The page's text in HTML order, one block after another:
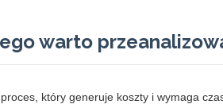
warto
proces, który generuje koszty i wymaga